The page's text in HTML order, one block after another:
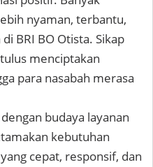
nyaman, terbantu,
BRI BO Otista. Sikap
menciptakan
para nasabah merasa
budaya layanan
kebutuhan
cepat, responsif, dan